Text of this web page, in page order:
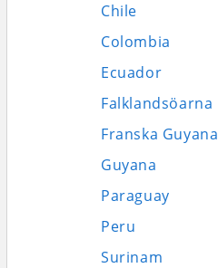
Chile
Colombia
Ecuador
Falklandsöarna
Franska Guyana
Guyana
Paraguay
Peru
Surinam